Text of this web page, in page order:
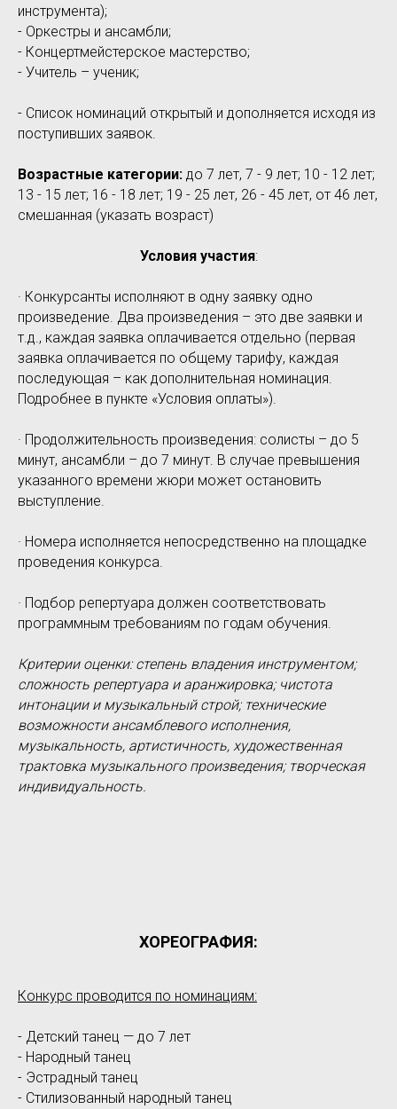
инструмента);
- Оркестры и ансамбли;
- Концертмейстерское мастерство;
- Учитель – ученик;
- Список номинаций открытый и дополняется исходя из
поступивших заявок.
Возрастные категории: до 7 лет, 7 - 9 лет; 10 - 12 лет;
13 - 15 лет; 16 - 18 лет; 19 - 25 лет, 26 - 45 лет, от 46 лет,
смешанная (указать возраст)
Условия участия:
· Конкурсанты исполняют в одну заявку одно
произведение. Два произведения – это две заявки и
т.д., каждая заявка оплачивается отдельно (первая
заявка оплачивается по общему тарифу, каждая
последующая – как дополнительная номинация.
Подробнее в пункте «Условия оплаты»).
· Продолжительность произведения: солисты – до 5
минут, ансамбли – до 7 минут. В случае превышения
указанного времени жюри может остановить
выступление.
· Номера исполняется непосредственно на площадке
проведения конкурса.
· Подбор репертуара должен соответствовать
программным требованиям по годам обучения.
Критерии оценки: степень владения инструментом;
сложность репертуара и аранжировка; чистота
интонации и музыкальный строй; технические
возможности ансамблевого исполнения,
музыкальность, артистичность, художественная
трактовка музыкального произведения; творческая
индивидуальность.
ХОРЕОГРАФИЯ:
Конкурс проводится по номинациям:
- Детский танец — до 7 лет
- Народный танец
- Эстрадный танец
- Стилизованный народный танец